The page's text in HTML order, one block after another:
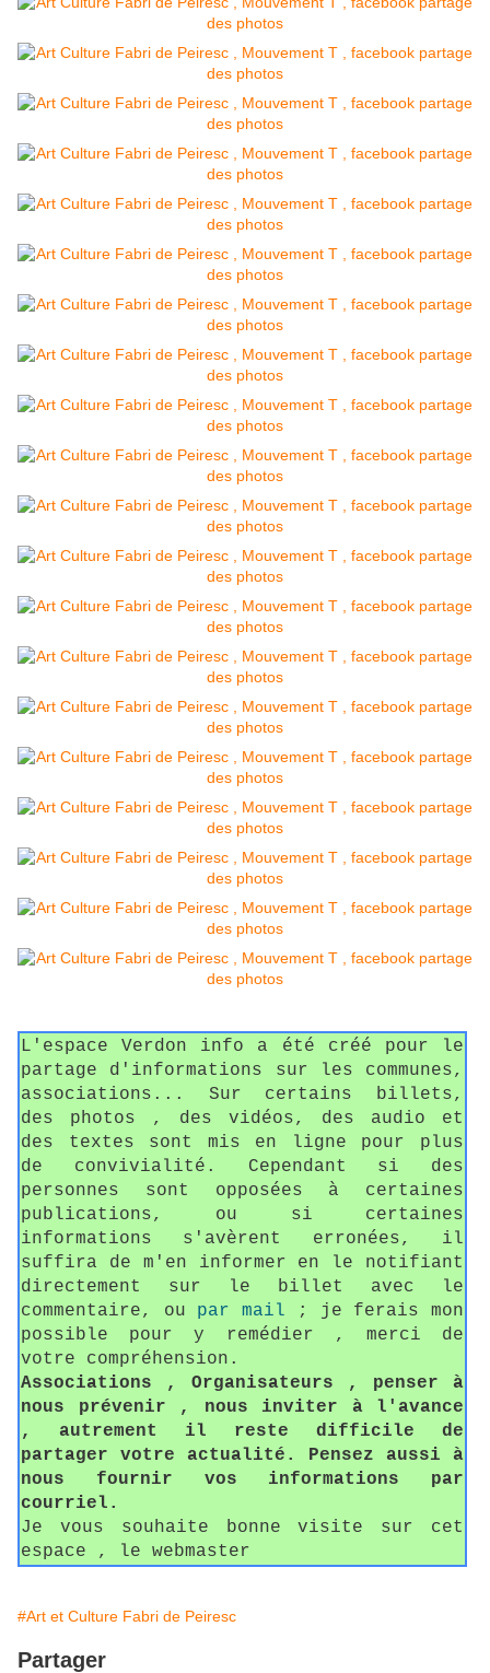
L'espace Verdon info a été créé pour le
partage d'informations sur les communes,
associations... Sur certains billets,
des photos , des vidéos, des audio et
des textes sont mis en ligne pour plus
de convivialité. Cependant si des
personnes sont opposées à certaines
publications, ou si certaines
informations s'avèrent erronées, il
suffira de m'en informer en le notifiant
directement sur le billet avec le
commentaire, ou par mail ; je ferais mon
possible pour y remédier , merci de
votre compréhension.
Associations , Organisateurs , penser à
nous prévenir , nous inviter à l'avance
, autrement il reste difficile de
partager votre actualité. Pensez aussi à
nous fournir vos informations par
courriel.
Je vous souhaite bonne visite sur cet
espace , le webmaster
#Art et Culture Fabri de Peiresc
Partager